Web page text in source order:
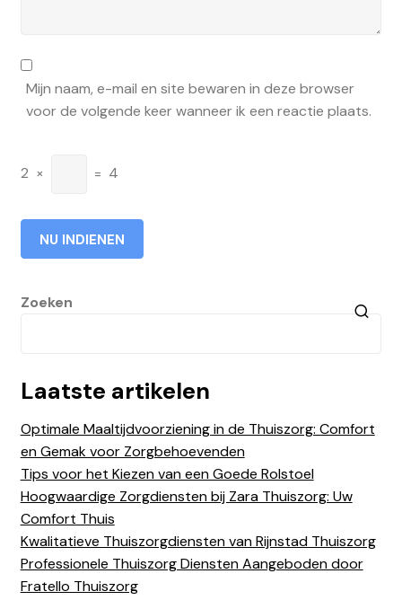
Mijn naam, e-mail en site bewaren in deze browser
voor de volgende keer wanneer ik een reactie plaats.
2 × = 4
Zoeken
Laatste artikelen
Optimale Maaltijdvoorziening in de Thuiszorg: Comfort
en Gemak voor Zorgbehoevenden
Tips voor het Kiezen van een Goede Rolstoel
Hoogwaardige Zorgdiensten bij Zara Thuiszorg: Uw
Comfort Thuis
Kwalitatieve Thuiszorgdiensten van Rijnstad Thuiszorg
Professionele Thuiszorg Diensten Aangeboden door
Fratello Thuiszorg